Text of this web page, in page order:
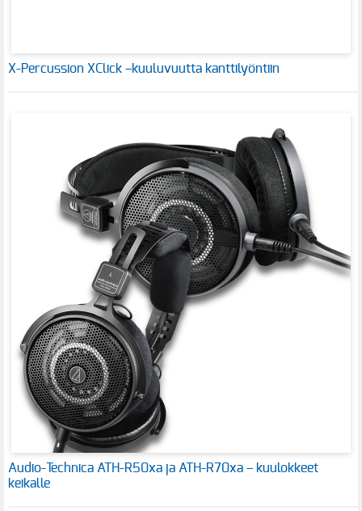
X-Percussion XClick –kuuluvuutta kanttilyöntiin
Audio-Technica ATH-R50xa ja ATH-R70xa – kuulokkeet
keikalle